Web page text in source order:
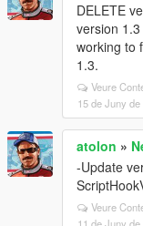
DELETE
version
working to
1.3.
Veure
15 de Juny de
atolon »
-Update
Veure